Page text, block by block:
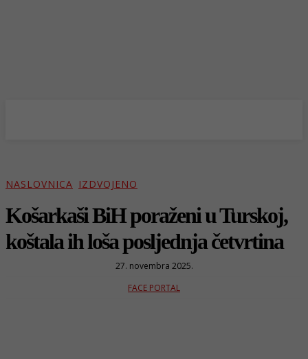
NASLOVNICA IZDVOJENO
Košarkaši BiH poraženi u Turskoj,
koštala ih loša posljednja četvrtina
27. novembra 2025.
FACE PORTAL